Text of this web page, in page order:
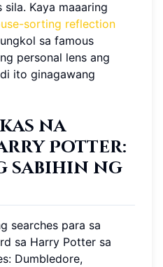
Kaya maaaring
sorting reflection
sa famous
personal lens ang
ito ginagawang
na
Potter:
sabihin ng
searches para sa
sa Harry Potter sa
Dumbledore,